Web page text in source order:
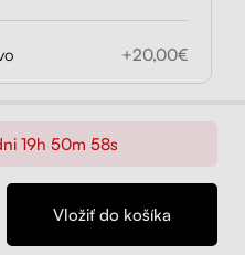
+20,00€
19h 50m 57s